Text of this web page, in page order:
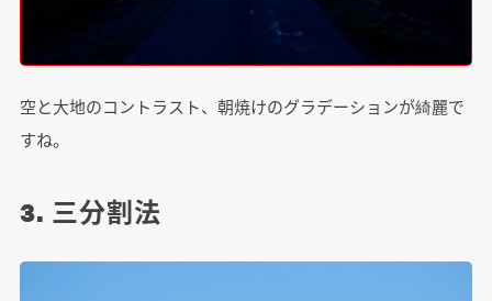
空と大地のコントラスト、朝焼けのグラデーションが綺麗で
すね。
3. 三分割法